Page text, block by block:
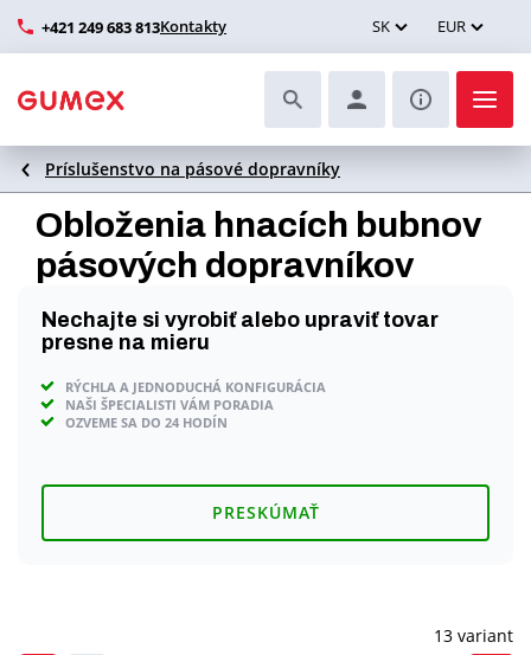
+421 249 683 813Kontakty SK EUR
Hadice a ich kompletizácia
Profily a výroba tesnení
Lepšie pracovné prostredie
Ďalšie gumové a plastové výrobky
Centrum dopytov
Príslušenstvo na pásové dopravníky
Obloženia hnacích bubnov
pásových dopravníkov
Nechajte si vyrobiť alebo upraviť tovar
presne na mieru
RÝCHLA A JEDNODUCHÁ KONFIGURÁCIA
NAŠI ŠPECIALISTI VÁM PORADIA
OZVEME SA DO 24 HODÍN
PRESKÚMAŤ
13 variant